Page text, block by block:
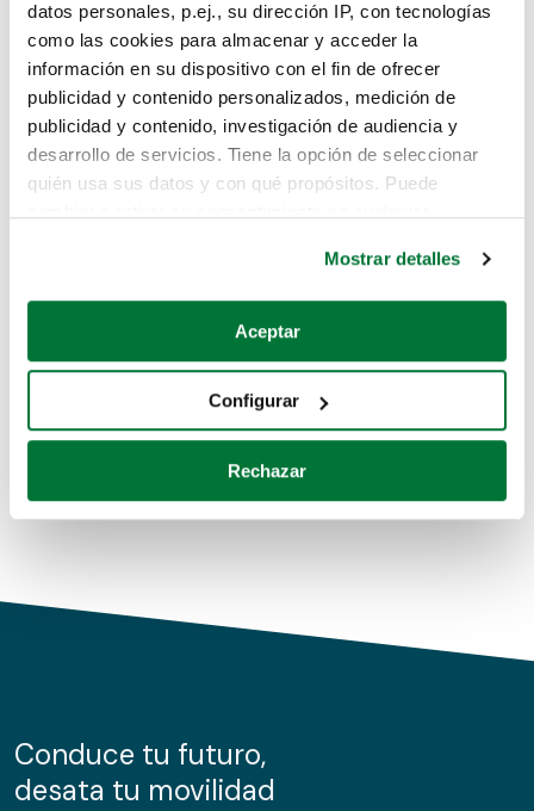
datos personales, p.ej., su dirección IP, con tecnologías
como las cookies para almacenar y acceder la
información en su dispositivo con el fin de ofrecer
publicidad y contenido personalizados, medición de
publicidad y contenido, investigación de audiencia y
desarrollo de servicios. Tiene la opción de seleccionar
quién usa sus datos y con qué propósitos. Puede
Si lo permite, también quisiéramos:
Recopilar información sobre su ubicación geográfica
Identificar su dispositivo analizándolo activamente
para buscar características específicas (huellas
Obtenga más información sobre cómo se procesan sus
de cookies.
información sobre el uso que haga del sitio web con
nuestros partners de redes sociales, publicidad y análisis
Mostrar detalles
Aceptar
Configurar
Rechazar
Lo sentimos, no sabemos como
te hemos traido hasta aquí.
Pero puedes encontrar el coche que estás
buscando en alguno de estos enlaces:
Coches de segunda mano
Coches de km0
Conduce tu futuro,
desata tu movilidad